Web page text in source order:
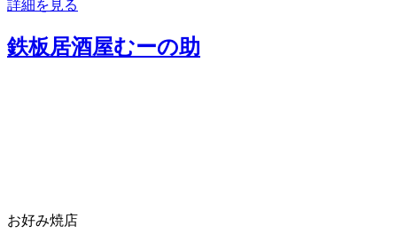
詳細を見る
鉄板居酒屋むーの助
お好み焼店